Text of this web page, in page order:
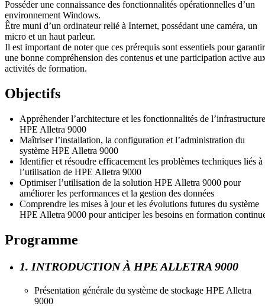
Posséder une connaissance des fonctionnalités opérationnelles d’un
environnement Windows.
Être muni d’un ordinateur relié à Internet, possédant une caméra, un
micro et un haut parleur.
Il est important de noter que ces prérequis sont essentiels pour garantir
une bonne compréhension des contenus et une participation active
activités de formation.
Objectifs
Appréhender l’architecture et les fonctionnalités de l’infrastructure
HPE Alletra 9000
Maîtriser l’installation, la configuration et l’administration du
système HPE Alletra 9000
Identifier et résoudre efficacement les problèmes techniques liés à
l’utilisation de HPE Alletra 9000
Optimiser l’utilisation de la solution HPE Alletra 9000 pour
améliorer les performances et la gestion des données
Comprendre les mises à jour et les évolutions futures du système
HPE Alletra 9000 pour anticiper les besoins en formation
Programme
1. INTRODUCTION À HPE ALLETRA 9000
Présentation générale du système de stockage HPE Alletra
9000